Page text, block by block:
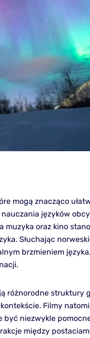
mogą znacząco
języków
oraz kino
Słuchając
brzmieniem
różnorodne struktury
Filmy
być niezwykle
między